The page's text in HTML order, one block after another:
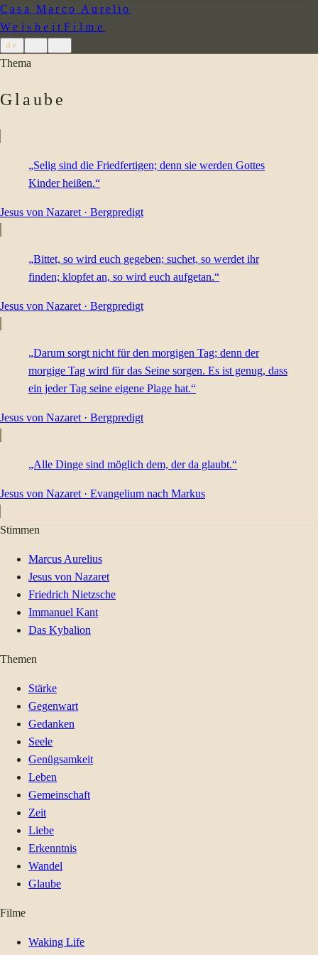
Casa Marco Aurelio
Weisheit Filme
de
Thema
Glaube
„Selig sind die Friedfertigen; denn sie werden Gottes
Kinder heißen.“
Jesus von Nazaret · Bergpredigt
„Bittet, so wird euch gegeben; suchet, so werdet ihr
finden; klopfet an, so wird euch aufgetan.“
Jesus von Nazaret · Bergpredigt
„Darum sorgt nicht für den morgigen Tag; denn der
morgige Tag wird für das Seine sorgen. Es ist genug, dass
ein jeder Tag seine eigene Plage hat.“
Jesus von Nazaret · Bergpredigt
„Alle Dinge sind möglich dem, der da glaubt.“
Jesus von Nazaret · Evangelium nach Markus
Stimmen
Marcus Aurelius
Jesus von Nazaret
Friedrich Nietzsche
Immanuel Kant
Das Kybalion
Themen
Stärke
Gegenwart
Gedanken
Seele
Genügsamkeit
Leben
Gemeinschaft
Zeit
Liebe
Erkenntnis
Wandel
Glaube
Filme
Waking Life